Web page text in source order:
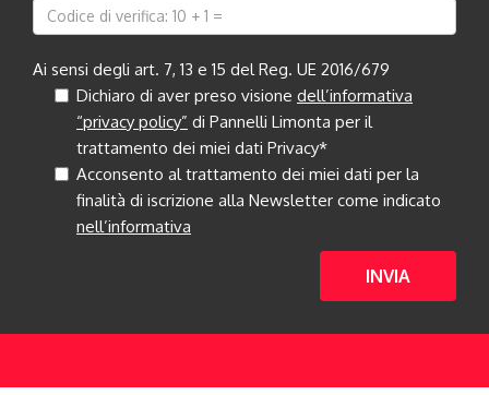
Ai sensi degli art. 7, 13 e 15 del Reg. UE 2016/679
Dichiaro di aver preso visione dell’informativa
“privacy policy” di Pannelli Limonta per il
trattamento dei miei dati Privacy*
Acconsento al trattamento dei miei dati per la
finalità di iscrizione alla Newsletter come indicato
nell’informativa
INVIA